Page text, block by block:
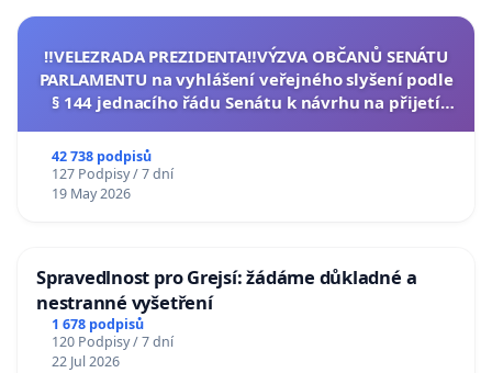
‼️VELEZRADA PREZIDENTA‼️VÝZVA OBČANŮ SENÁTU
PARLAMENTU na vyhlášení veřejného slyšení podle
§ 144 jednacího řádu Senátu k návrhu na přijetí
42 738 podpisů
127 Podpisy / 7 dní
19 May 2026
Spravedlnost pro Grejsí: žádáme důkladné a
nestranné vyšetření
1 678 podpisů
120 Podpisy / 7 dní
22 Jul 2026